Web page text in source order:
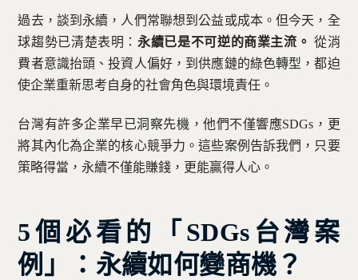
過去，談到永續，人們常聯想到公益或成本。但今天，全
球趨勢已清楚表明： 永續已是不可逆的商業主流。 從消
費者意識抬頭、投資人偏好，到供應鏈的綠色轉型，都迫
使企業重新思考自身的社會角色與環境責任。
台灣有許多企業早已洞察先機，他們不僅響應SDGs，更
將其內化為企業的核心競爭力。這些案例告訴我們，只要
策略得當，永續不僅能賺錢，更能贏得人心。
5個必看的「SDGs台灣案
例」：永續如何變商機？